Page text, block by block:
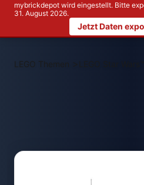
mybrickdepot wird eingestellt. Bitte
31. August 2026.
Jetzt Daten
LEGO Themen >